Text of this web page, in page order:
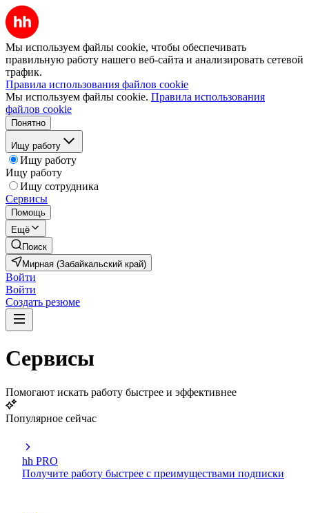
Мы используем файлы cookie, чтобы обеспечивать
правильную работу нашего веб-сайта и анализировать сетевой
трафик.
Правила использования файлов cookie
Мы используем файлы cookie. Правила использования
файлов cookie
Понятно
Ищу работу
Ищу работу
Ищу работу
Ищу сотрудника
Сервисы
Помощь
Ещё
Поиск
Мирная (Забайкальский край)
Войти
Войти
Создать резюме
Сервисы
Помогают искать работу быстрее и эффективнее
Популярное сейчас
hh PRO
Получите работу быстрее с преимуществами подписки